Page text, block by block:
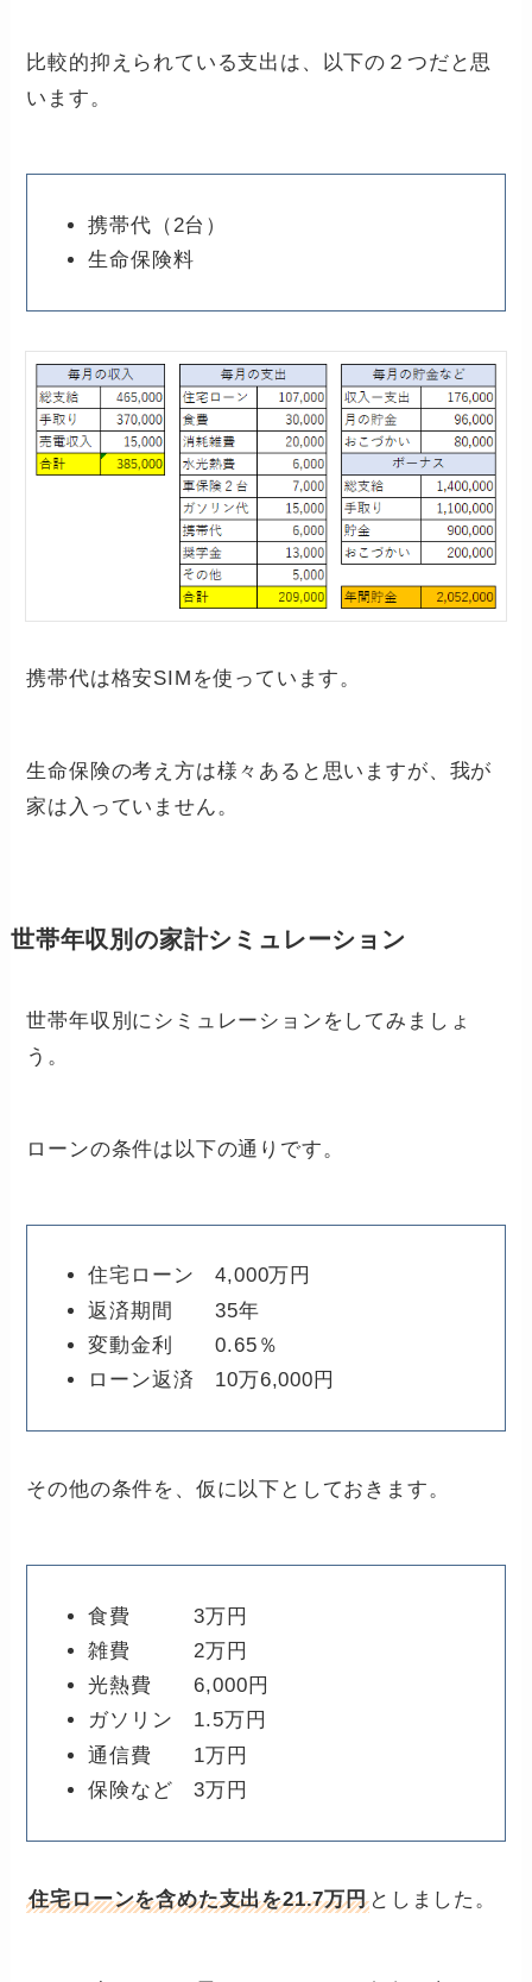
比較的抑えられている支出は、以下の２つだと思
います。
携帯代（2台）
生命保険料
携帯代は格安SIMを使っています。
生命保険の考え方は様々あると思いますが、我が
家は入っていません。
世帯年収別の家計シミュレーション
世帯年収別にシミュレーションをしてみましょ
う。
ローンの条件は以下の通りです。
住宅ローン 4,000万円
返済期間 35年
変動金利 0.65％
ローン返済 10万6,000円
その他の条件を、仮に以下としておきます。
食費 3万円
雑費 2万円
光熱費 6,000円
ガソリン 1.5万円
通信費 1万円
保険など 3万円
住宅ローンを含めた支出を21.7万円としました。